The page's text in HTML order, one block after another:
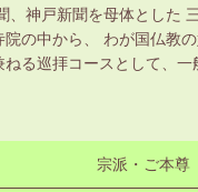
、神戸新聞を母体とした
の中から、 わが国仏教
る巡拝コースとして、一
宗派・ご本尊